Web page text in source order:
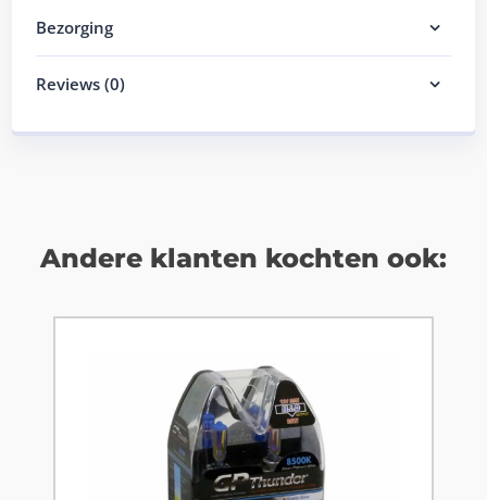
Bezorging
Reviews (0)
Andere klanten kochten ook: